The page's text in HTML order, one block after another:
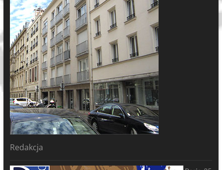
Redakcja